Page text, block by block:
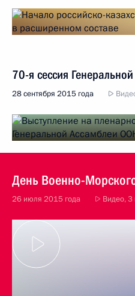
70-я сессия
28 сентября 2015 года
День Военно-
26 июля 2015 года Видео, 3